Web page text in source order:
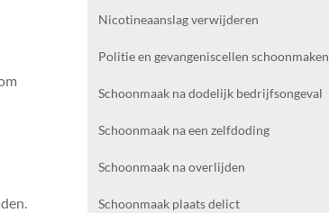
Nicotineaanslag verwijderen
Politie en gevangeniscellen schoonmaken
Schoonmaak na dodelijk bedrijfsongeval
Schoonmaak na een zelfdoding
Schoonmaak na overlijden
Schoonmaak plaats delict